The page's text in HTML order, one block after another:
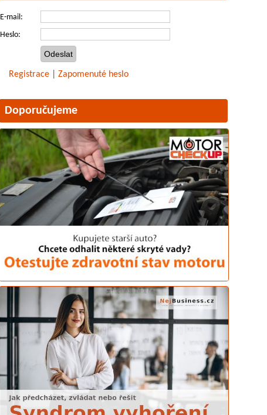
E-mail:
Heslo:
Registrace Zapomenuté heslo
Doporučujeme